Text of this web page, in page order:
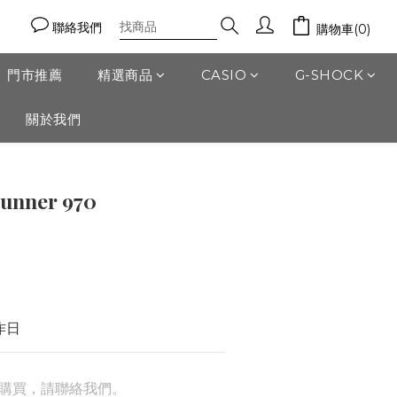
聯絡我們 購物車(0)
門市推薦 精選商品 CASIO G-SHOCK
關於我們
970
日
買，請聯絡我們。